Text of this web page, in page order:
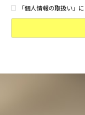
本サイトは、偽りその
以下に定めのない目的
からのご連絡の対応
不動産会社との業務
・ 本サイトからのメ
「個人情報の取扱い」